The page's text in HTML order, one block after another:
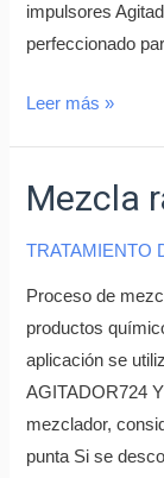
impulsores
perfeccionado
Leer más »
Mezcla
TRATAMIENTO
Proceso de
productos
aplicación se
AGITADOR724
mezclador,
punta Si se